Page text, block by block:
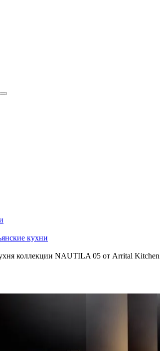
кухни
коллекции NAUTILA 05 от Arrital Kitchen